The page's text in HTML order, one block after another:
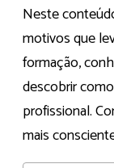
Neste
motivos que
formação,
descobrir
profissional.
mais